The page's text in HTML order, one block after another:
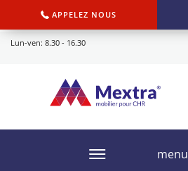
APPELEZ NOUS
Lun-ven: 8.30 - 16.30
menu